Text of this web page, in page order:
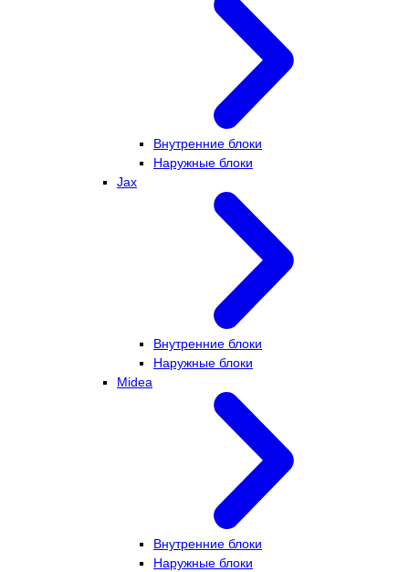
Внутренние блоки
Наружные блоки
Jax
Внутренние блоки
Наружные блоки
Midea
Внутренние блоки
Наружные блоки